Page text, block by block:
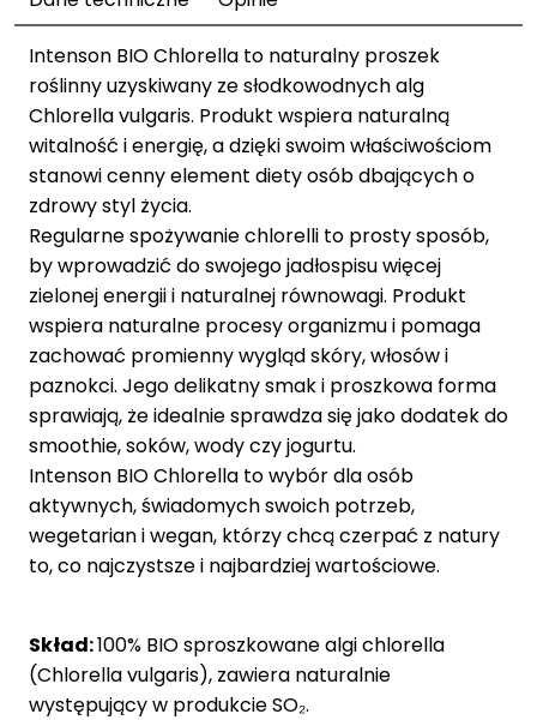
Intenson BIO Chlorella to naturalny proszek
roślinny uzyskiwany ze słodkowodnych alg
Chlorella vulgaris. Produkt wspiera naturalną
witalność i energię, a dzięki swoim właściwościom
stanowi cenny element diety osób dbających o
zdrowy styl życia.
Regularne spożywanie chlorelli to prosty sposób,
by wprowadzić do swojego jadłospisu więcej
zielonej energii i naturalnej równowagi. Produkt
wspiera naturalne procesy organizmu i pomaga
zachować promienny wygląd skóry, włosów i
paznokci. Jego delikatny smak i proszkowa forma
sprawiają, że idealnie sprawdza się jako dodatek do
smoothie, soków, wody czy jogurtu.
Intenson BIO Chlorella to wybór dla osób
aktywnych, świadomych swoich potrzeb,
wegetarian i wegan, którzy chcą czerpać z natury
to, co najczystsze i najbardziej wartościowe.
Skład:100% BIO sproszkowane algi chlorella
(Chlorella vulgaris), zawiera naturalnie
występujący w produkcie SO₂.